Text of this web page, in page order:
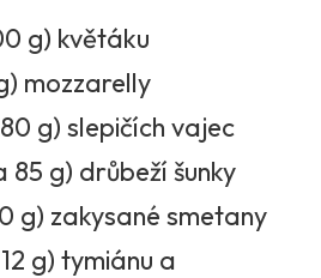
g) květáku
mozzarelly
g) slepičích vajec
85 g) drůbeží šunky
g) zakysané smetany
g) tymiánu a